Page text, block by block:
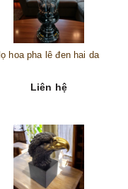
lọ hoa pha lê đen hai da
Liên hệ